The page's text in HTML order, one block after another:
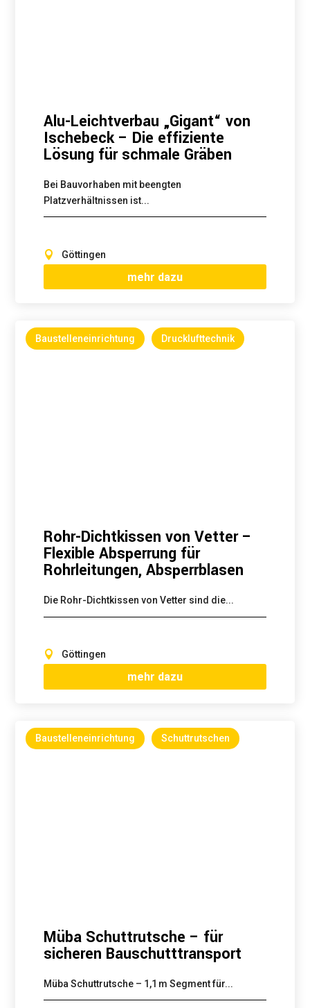
Alu-Leichtverbau „Gigant“ von
Ischebeck – Die effiziente
Lösung für schmale Gräben
Bei Bauvorhaben mit beengten
Platzverhältnissen ist...
Göttingen
mehr dazu
Baustelleneinrichtung Drucklufttechnik
Rohr-Dichtkissen von Vetter –
Flexible Absperrung für
Rohrleitungen, Absperrblasen
Die Rohr-Dichtkissen von Vetter sind die...
Göttingen
mehr dazu
Baustelleneinrichtung Schuttrutschen
Müba Schuttrutsche – für
sicheren Bauschutttransport
Müba Schuttrutsche – 1,1 m Segment für...